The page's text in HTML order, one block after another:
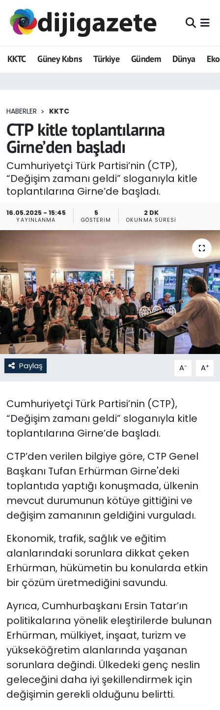
KKTC Güney Kıbrıs Türkiye Gündem Dünya
HABERLER KKTC
CTP kitle toplantılarına
Girne’den başladı
Cumhuriyetçi Türk Partisi’nin (CTP),
“Değişim zamanı geldi” sloganıyla kitle
toplantılarına Girne’de başladı.
16.05.2025 - 15:45
YAYINLANMA
5
GÖSTERIM
2 DK
OKUNMA SÜRESI
Paylaş A- A+
Cumhuriyetçi Türk Partisi’nin (CTP),
“Değişim zamanı geldi” sloganıyla kitle
toplantılarına Girne’de başladı.
CTP’den verilen bilgiye göre, CTP Genel
Başkanı Tufan Erhürman Girne'deki
toplantıda yaptığı konuşmada, ülkenin
mevcut durumunun kötüye gittiğini ve
değişim zamanının geldiğini vurguladı.
Ekonomik, trafik, sağlık ve eğitim
alanlarındaki sorunlara dikkat çeken
Erhürman, hükümetin bu konularda etkin
bir çözüm üretmediğini savundu.
Ayrıca, Cumhurbaşkanı Ersin Tatar’ın
politikalarına yönelik eleştirilerde bulunan
Erhürman, mülkiyet, inşaat, turizm ve
yükseköğretim alanlarında yaşanan
sorunlara değindi. Ülkedeki genç neslin
geleceğini daha iyi şekillendirmek için
değişimin gerekli olduğunu belirtti.
ADVERTORIAL
Dijigazete
Eğitim
Ekonomi
Foto Galeri
GEZİ
Güncel
KKTC
KKTC YEREL SEÇİM 2018
Kültür Sanat
Magazin
Moda
Otomobil Dünyası
Politika
SAĞLIK
Spor
Teknoloji
TÜRKiYE
Video Galeri
YAŞAM
Yazarlar
Hava Durumu
Trafik Durumu
Tüm Manşetler
Son Dakika Haberleri
Haber Arşivi